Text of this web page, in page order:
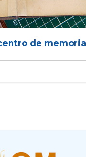
de memoria